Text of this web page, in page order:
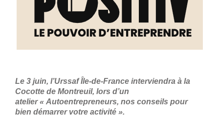
Le 3 juin,l’Urssaf Île-de-France interviendra à la
Cocotte de Montreuil, lors d’un
atelier « Autoentrepreneurs, nos conseils pour
bien démarrer votre activité ».